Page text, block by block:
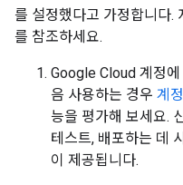
를 설정했다고 가정합니다.
를 참조하세요.
Google Cloud 계정
음 사용하는 경우 계
능을 평가해 보세요.
테스트, 배포하는 데
이 제공됩니다.